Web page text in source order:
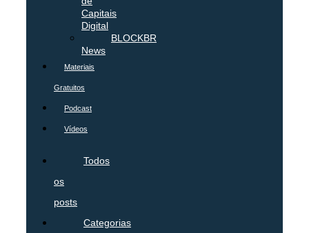
Capitais
Digital
BLOCKBR
News
Materiais
Gratuitos
Podcast
Vídeos
Todos
os
posts
Categorias